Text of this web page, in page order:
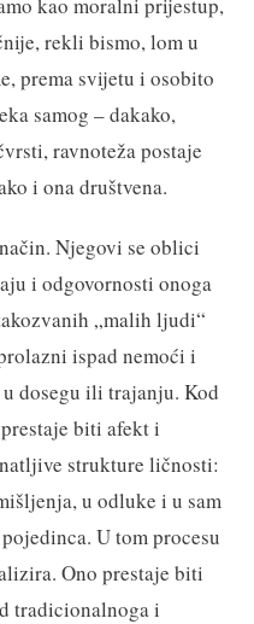
rekli bismo, lom u
prema svijetu i osobito
samog – dakako,
ravnoteža postaje
i ona društvena.
Njegovi se oblici
i odgovornosti onoga
„malih ljudi“
ispad nemoći i
dosegu ili trajanju. Kod
biti afekt i
strukture ličnosti:
u odluke i u sam
U tom procesu
Ono prestaje biti
tradicionalnoga i